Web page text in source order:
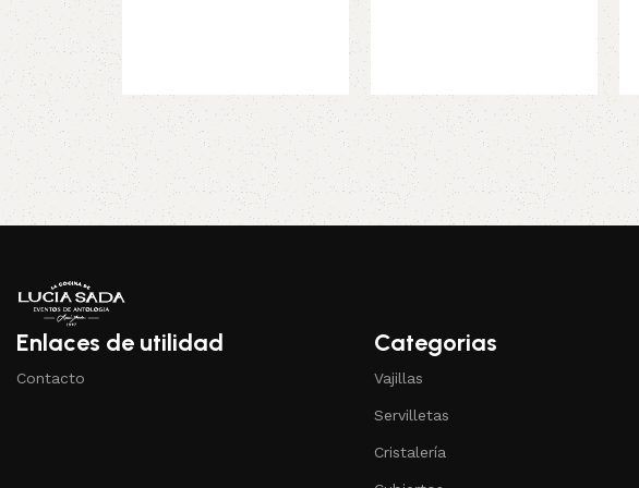
Enlaces de utilidad
Contacto
Categorias
Vajillas
Servilletas
Cristalería